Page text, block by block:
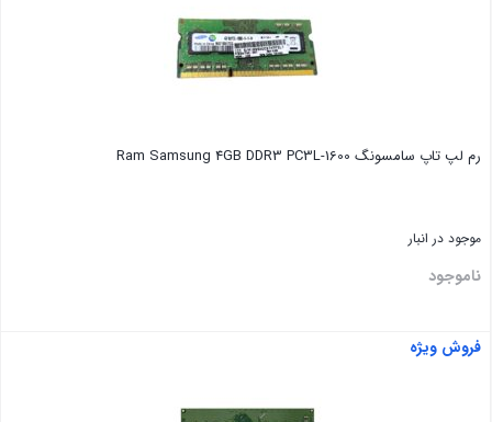
رم لپ تاپ سامسونگ Ram Samsung 4GB DDR3 PC3L-1600
موجود در انبار
ناموجود
بستن
فروش ویژه